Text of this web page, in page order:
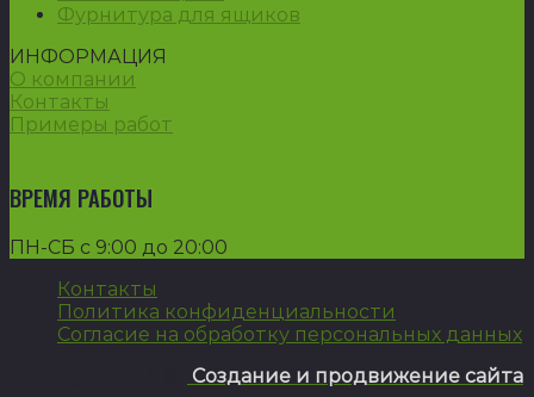
Фурнитура для ящиков
ИНФОРМАЦИЯ
О компании
Контакты
Примеры работ
ВРЕМЯ РАБОТЫ
ПН-СБ с 9:00 до 20:00
Контакты
Политика конфиденциальности
Согласие на обработку персональных данных
Создание и продвижение сайта